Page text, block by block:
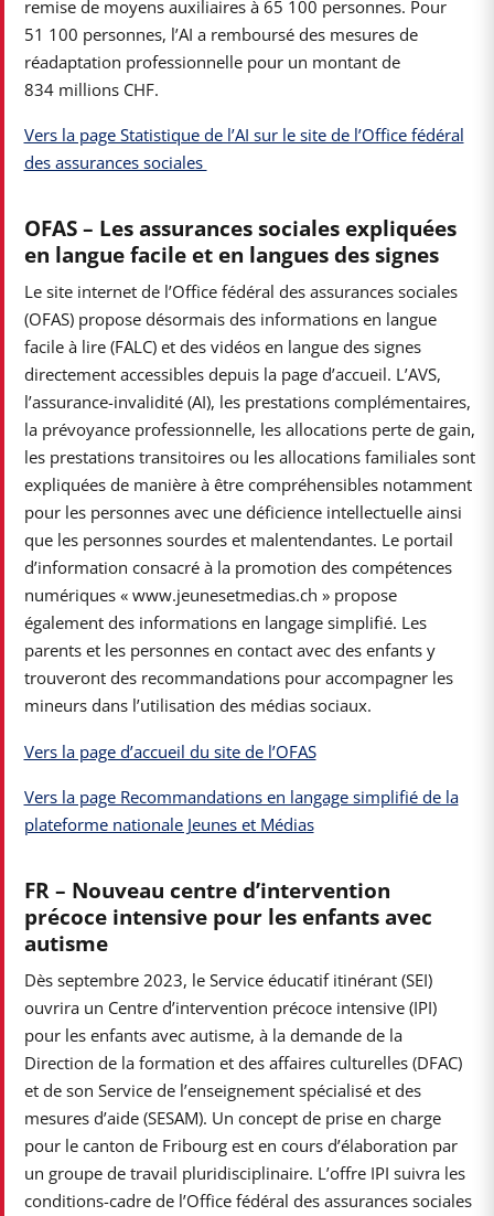
remise de moyens auxiliaires à 65 100 personnes. Pour
51 100 personnes, l’AI a remboursé des mesures de
réadaptation professionnelle pour un montant de
834 millions CHF.
Vers la page Statistique de l’AI sur le site de l’Office fédéral
des assurances sociales
OFAS – Les assurances sociales expliquées
en langue facile et en langues des signes
Le site internet de l’Office fédéral des assurances sociales
(OFAS) propose désormais des informations en langue
facile à lire (FALC) et des vidéos en langue des signes
directement accessibles depuis la page d’accueil. L’AVS,
l’assurance-invalidité (AI), les prestations complémentaires,
la prévoyance professionnelle, les allocations perte de gain,
les prestations transitoires ou les allocations familiales sont
expliquées de manière à être compréhensibles notamment
pour les personnes avec une déficience intellectuelle ainsi
que les personnes sourdes et malentendantes. Le portail
d’information consacré à la promotion des compétences
numériques « www.jeunesetmedias.ch » propose
également des informations en langage simplifié. Les
parents et les personnes en contact avec des enfants y
trouveront des recommandations pour accompagner les
mineurs dans l’utilisation des médias sociaux.
Vers la page d’accueil du site de l’OFAS
Vers la page Recommandations en langage simplifié de la
plateforme nationale Jeunes et Médias
FR – Nouveau centre d’intervention
précoce intensive pour les enfants avec
autisme
Dès septembre 2023, le Service éducatif itinérant (SEI)
ouvrira un Centre d’intervention précoce intensive (IPI)
pour les enfants avec autisme, à la demande de la
Direction de la formation et des affaires culturelles (DFAC)
et de son Service de l’enseignement spécialisé et des
mesures d’aide (SESAM). Un concept de prise en charge
pour le canton de Fribourg est en cours d’élaboration par
un groupe de travail pluridisciplinaire. L’offre IPI suivra les
conditions-cadre de l’Office fédéral des assurances sociales